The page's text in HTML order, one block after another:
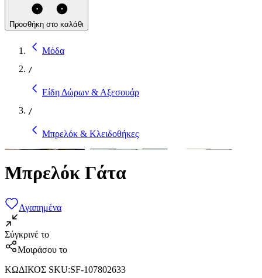
Προσθήκη στο καλάθι
Μόδα
/
Είδη Δώρων & Αξεσουάρ
/
Μπρελόκ & Κλειδοθήκες
Μπρελόκ Γάτα
Αγαπημένα
Σύγκρινέ το
Μοιράσου το
ΚΩΔΙΚΟΣ SKU:SF-107802633